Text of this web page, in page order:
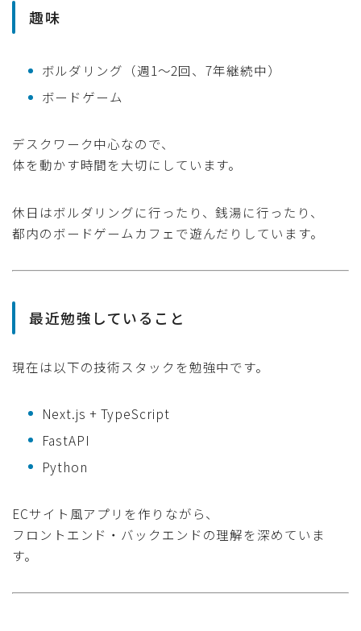
趣味
ボルダリング（週1〜2回、7年継続中）
ボードゲーム
デスクワーク中心なので、
体を動かす時間を大切にしています。
休日はボルダリングに行ったり、銭湯に行ったり、
都内のボードゲームカフェで遊んだりしています。
最近勉強していること
現在は以下の技術スタックを勉強中です。
Next.js + TypeScript
FastAPI
Python
ECサイト風アプリを作りながら、
フロントエンド・バックエンドの理解を深めていま
す。